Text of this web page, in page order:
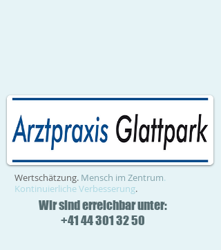
Wertschätzung. Mensch im Zentrum.
Kontinuierliche Verbesserung.
Wir sind erreichbar unter:
+41 44 301 32 50